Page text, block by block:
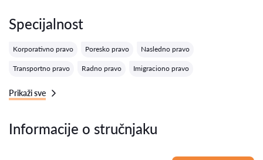
Specijalnost
Korporativno pravo Poresko pravo Nasledno pravo
Transportno pravo Radno pravo Imigraciono pravo
Prikaži sve
Informacije o stručnjaku